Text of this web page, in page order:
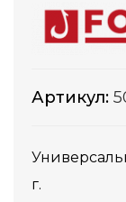
Артикул:
г.